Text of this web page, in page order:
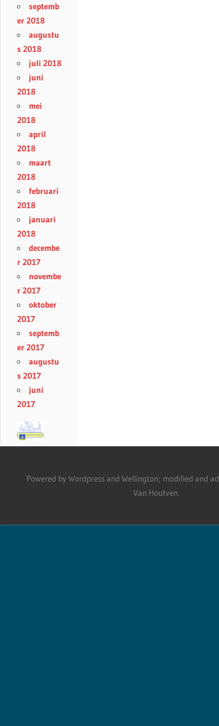
septemb
er 2018
augustu
s 2018
juli 2018
juni
2018
mei
2018
april
2018
maart
2018
februari
2018
januari
2018
decembe
r 2017
novembe
r 2017
oktober
2017
septemb
er 2017
augustu
s 2017
juni
2017
Powered by Wordpress and Wellington; modified and
Van Houtven.